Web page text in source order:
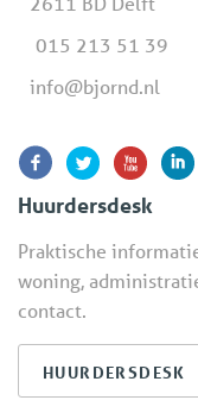
015 213 51 39
info@bjornd.nl
Huurdersdesk
Praktische
woning,
contact.
HUURDERSDESK